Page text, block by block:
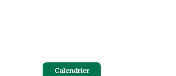
Calendrier